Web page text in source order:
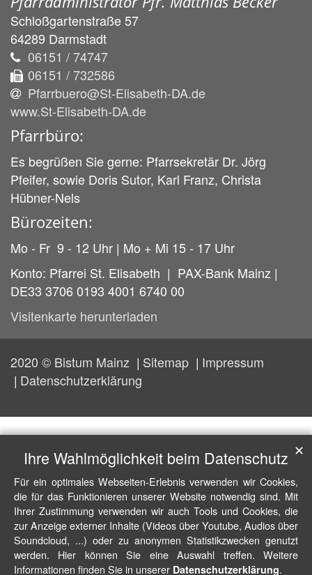
Schloßgartenstraße 57
64289 Darmstadt
06151 / 74747
06151 / 732586
Pfarrbuero@St-Elisabeth-DA.de
www.St-Elisabeth-DA.de
Pfarrbüro:
Es begrüßen Sie gerne: Pfarrsekretär Dr. Jörg
Pfeifer, sowie Doris Sutor, Karl Franz, Christa
Hübner-Nels
Bürozeiten:
Mo - Fr 9 - 12 Uhr | Mo + Mi 15 - 17 Uhr
Konto: Pfarrei St. Elisabeth | PAX-Bank Mainz |
DE33 3706 0193 4001 6740 00
Visitenkarte herunterladen
2020 © Bistum Mainz Sitemap
Impressum
Datenschutzerklärung
Ihre Wahlmöglichkeit beim Datenschutz
Für ein optimales Webseiten-Erlebnis verwenden wir Cookies,
die für das Funktionieren unserer Website notwendig sind. Mit
Ihrer Zustimmung verwenden wir auch Tools und Cookies, die
zur Anzeige externer Inhalte (Videos über Youtube, Audios über
Soundcloud, ...) oder zu anonymen Statistikzwecken genutzt
werden. Hier können Sie eine Auswahl treffen. Weitere
Informationen finden Sie in unserer Datenschutzerklärung.
✕